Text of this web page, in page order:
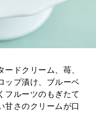
ドクリーム、苺、
ップ漬け、ブルーベ
フルーツのもぎたて
甘さのクリームが口